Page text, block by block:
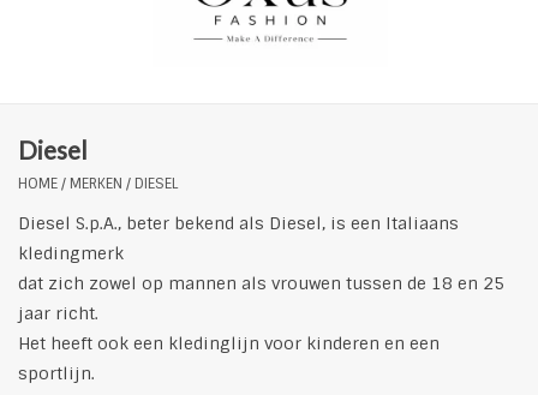
Merken
Diesel
HOME/ MERKEN / DIESEL
Diesel S.p.A., beter bekend als Diesel, is een Italiaans
kledingmerk
dat zich zowel op mannen als vrouwen tussen de 18 en 25
jaar richt.
Het heeft ook een kledinglijn voor kinderen en een
sportlijn.